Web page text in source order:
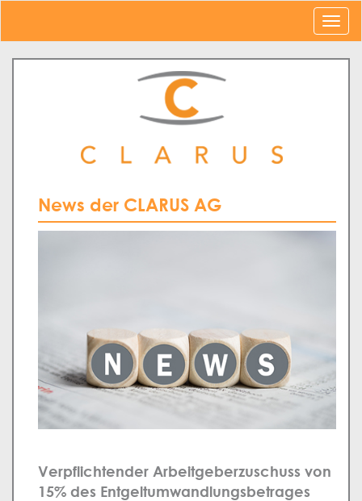
News der CLARUS AG
Verpflichtender Arbeitgeberzuschuss von
15% des Entgeltumwandlungsbetrages